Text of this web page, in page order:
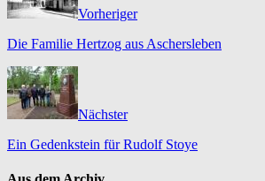
Vorheriger
Die Familie Hertzog aus Aschersleben
Nächster
Ein Gedenkstein für Rudolf Stoye